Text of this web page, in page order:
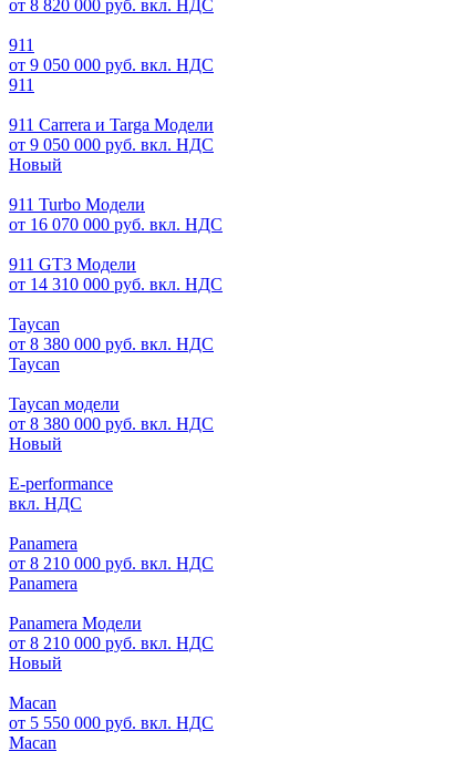
от 8 820 000 руб. вкл. НДС
911
от 9 050 000 руб. вкл. НДС
911
911 Carrera и Targa Модели
от 9 050 000 руб. вкл. НДС
Новый
911 Turbo Модели
от 16 070 000 руб. вкл. НДС
911 GT3 Модели
от 14 310 000 руб. вкл. НДС
Taycan
от 8 380 000 руб. вкл. НДС
Taycan
Taycan модели
от 8 380 000 руб. вкл. НДС
Новый
E-performance
вкл. НДС
Panamera
от 8 210 000 руб. вкл. НДС
Panamera
Panamera Модели
от 8 210 000 руб. вкл. НДС
Новый
Macan
от 5 550 000 руб. вкл. НДС
Macan